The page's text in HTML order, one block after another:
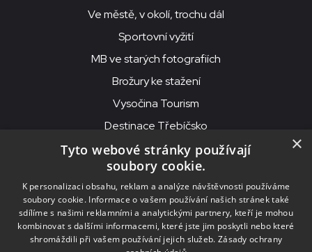
Ve městě, v okolí, trochu dál
Sportovní vyžití
MB ve starých fotografiích
Brožury ke stažení
Vysočina Tourism
Destinace Třebíčsko
© 2026MKS Beseda Mor. Budějovice
MKS Beseda, příspěvková organizace, Purcnerova 62, 676 02
Moravské Budějovice
IČO: 00091758, DIČ: CZ00091758, ID datové schránky: chjn2kd
×
Tyto webové stránky používají
soubory cookie.
K personalizaci obsahu, reklam a analýze návštěvnosti používáme
soubory cookie. Informace o vašem používání našich stránek také
sdílíme s našimi reklamními a analytickými partnery, kteří je mohou
kombinovat s dalšími informacemi, které jste jim poskytli nebo které
shromáždili při vašem používání jejich služeb. Zásady ochrany